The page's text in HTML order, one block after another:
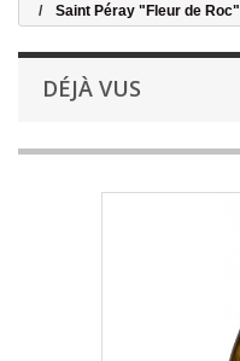
Saint Péray "Fleur de Roc"
DÉJÀ VUS